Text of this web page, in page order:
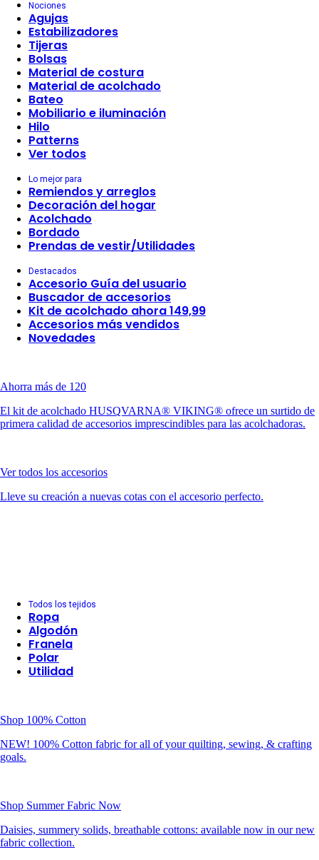
Nociones
Agujas
Estabilizadores
Tijeras
Bolsas
Material de costura
Material de acolchado
Bateo
Mobiliario e iluminación
Hilo
Patterns
Ver todos
Lo mejor para
Remiendos y arreglos
Decoración del hogar
Acolchado
Bordado
Prendas de vestir/Utilidades
Destacados
Accesorio Guía del usuario
Buscador de accesorios
Kit de acolchado ahora 149,99
Accesorios más vendidos
Novedades
Ahorra más de 120
El kit de acolchado HUSQVARNA® VIKING® ofrece un surtido de
primera calidad de accesorios imprescindibles para las acolchadoras.
Ver todos los accesorios
Lleve su creación a nuevas cotas con el accesorio perfecto.
Todos los tejidos
Ropa
Algodón
Franela
Polar
Utilidad
Shop 100% Cotton
NEW! 100% Cotton fabric for all of your quilting, sewing, & crafting
goals.
Shop Summer Fabric Now
Daisies, summery solids, breathable cottons: available now in our new
fabric collection.